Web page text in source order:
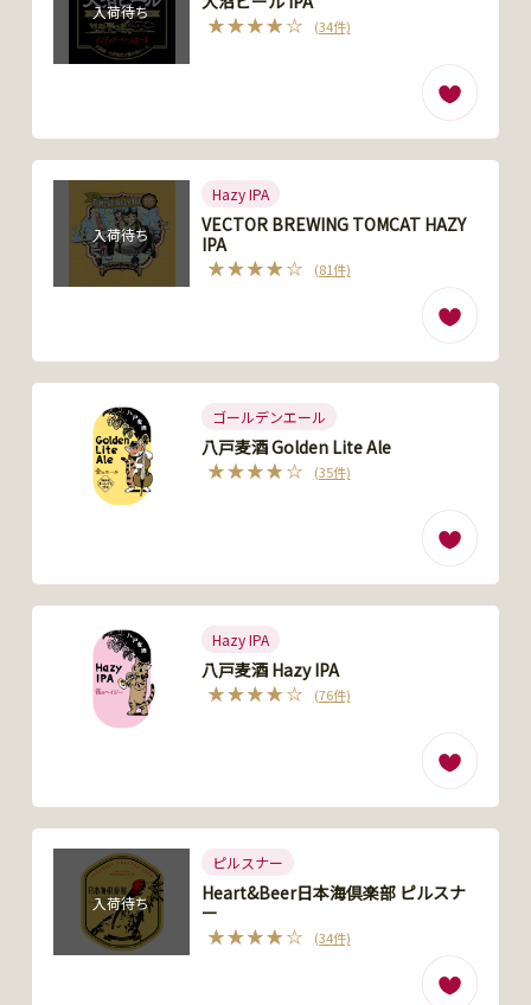
入荷待ち
(34件)
入荷待ち
Hazy IPA
VECTOR BREWING TOMCAT HAZY
IPA
(81件)
ゴールデンエール
八戸麦酒 Golden Lite Ale
(35件)
Hazy IPA
八戸麦酒 Hazy IPA
(76件)
入荷待ち
ピルスナー
Heart&Beer日本海倶楽部 ピルスナ
ー
(34件)